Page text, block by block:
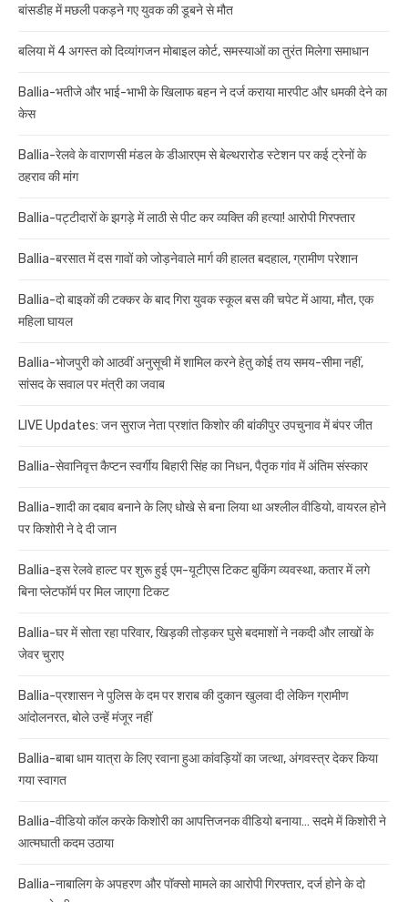
बांसडीह में मछली पकड़ने गए युवक की डूबने से मौत
बलिया में 4 अगस्त को दिव्यांगजन मोबाइल कोर्ट, समस्याओं का तुरंत मिलेगा समाधान
Ballia-भतीजे और भाई-भाभी के खिलाफ बहन ने दर्ज कराया मारपीट और धमकी देने का
केस
Ballia-रेलवे के वाराणसी मंडल के डीआरएम से बेल्थरारोड स्टेशन पर कई ट्रेनों के
ठहराव की मांग
Ballia-पट्टीदारों के झगड़े में लाठी से पीट कर व्यक्ति की हत्या! आरोपी गिरफ्तार
Ballia-बरसात में दस गावों को जोड़नेवाले मार्ग की हालत बदहाल, ग्रामीण परेशान
Ballia-दो बाइकों की टक्कर के बाद गिरा युवक स्कूल बस की चपेट में आया, मौत, एक
महिला घायल
Ballia-भोजपुरी को आठवीं अनुसूची में शामिल करने हेतु कोई तय समय-सीमा नहीं,
सांसद के सवाल पर मंत्री का जवाब
LIVE Updates: जन सुराज नेता प्रशांत किशोर की बांकीपुर उपचुनाव में बंपर जीत
Ballia-सेवानिवृत्त कैप्टन स्वर्गीय बिहारी सिंह का निधन, पैतृक गांव में अंतिम संस्कार
Ballia-शादी का दबाव बनाने के लिए धोखे से बना लिया था अश्लील वीडियो, वायरल होने
पर किशोरी ने दे दी जान
Ballia-इस रेलवे हाल्ट पर शुरू हुई एम-यूटीएस टिकट बुकिंग व्यवस्था, कतार में लगे
बिना प्लेटफॉर्म पर मिल जाएगा टिकट
Ballia-घर में सोता रहा परिवार, खिड़की तोड़कर घुसे बदमाशों ने नकदी और लाखों के
जेवर चुराए
Ballia-प्रशासन ने पुलिस के दम पर शराब की दुकान खुलवा दी लेकिन ग्रामीण
आंदोलनरत, बोले उन्हें मंजूर नहीं
Ballia-बाबा धाम यात्रा के लिए रवाना हुआ कांवड़ियों का जत्था, अंगवस्त्र देकर किया
गया स्वागत
Ballia-वीडियो कॉल करके किशोरी का आपत्तिजनक वीडियो बनाया… सदमे में किशोरी ने
आत्मघाती कदम उठाया
Ballia-नाबालिग के अपहरण और पॉक्सो मामले का आरोपी गिरफ्तार, दर्ज होने के दो